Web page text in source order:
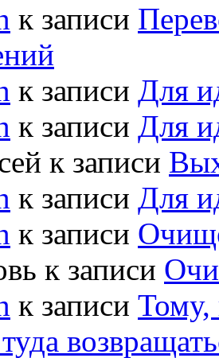
к записи
к записи Для
к записи Для
к записи
к записи Для
к записи
к записи
к записи Тому,